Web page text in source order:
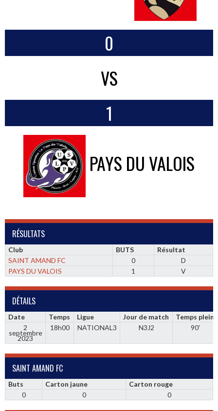
0
VS
1
PAYS DU VALOIS
RÉSULTATS
Club BUTS
Résultat
SAINT AMAND FC
0
D
PAYS DU VALOIS
1 V
DÉTAILS
Date Temps Ligue Jour de match
Temps plein
2
septembre
2023
18h00 NATIONAL3 N3J2 90'
SAINT AMAND FC
Buts Carton jaune
Carton rouge
0
0 0